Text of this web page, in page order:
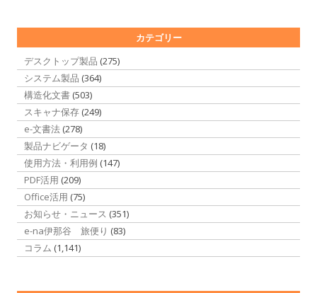
カテゴリー
デスクトップ製品 (275)
システム製品 (364)
構造化文書 (503)
スキャナ保存 (249)
e-文書法 (278)
製品ナビゲータ (18)
使用方法・利用例 (147)
PDF活用 (209)
Office活用 (75)
お知らせ・ニュース (351)
e-na伊那谷 旅便り (83)
コラム (1,141)